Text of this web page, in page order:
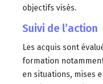
objectifs visés.
Suivi de l’action
Les acquis sont
formation
en situations, mises